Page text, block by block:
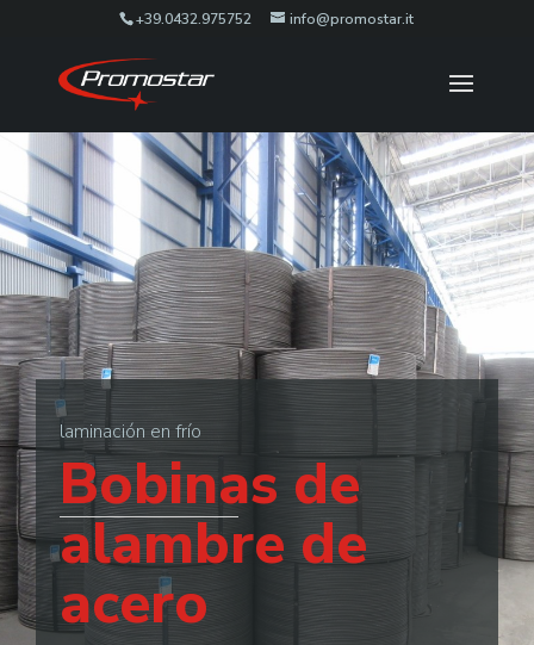
+39.0432.975752 info@promostar.it
laminación en frío
Bobinas de
alambre de
acero